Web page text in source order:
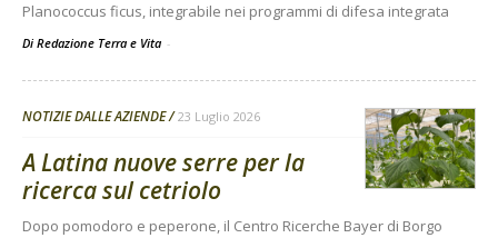
Planococcus ficus, integrabile nei programmi di difesa integrata
Di Redazione Terra e Vita -
NOTIZIE DALLE AZIENDE 23 Luglio 2026
A Latina nuove serre per la
ricerca sul cetriolo
Dopo pomodoro e peperone, il Centro Ricerche Bayer di Borgo